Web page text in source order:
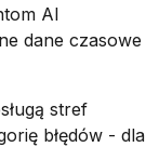
AI
dane czasowe
stref
błędów - dla